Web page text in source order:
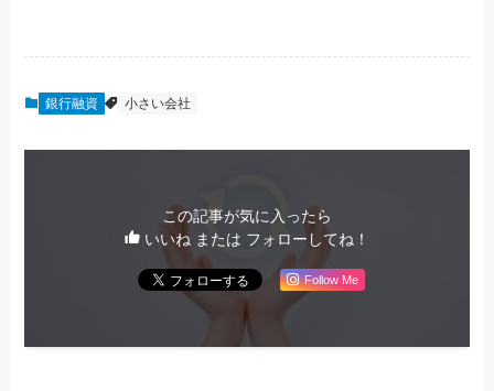
銀行融資 小さい会社
この記事が気に入ったら
いいね または フォローしてね！
Follow Me